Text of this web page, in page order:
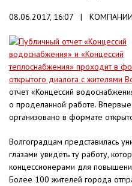
08.06.2017, 16:07 |
отчет «Концессий
о проделанной работе.
организовано в формате
Волгоградцам представилась
глазами увидеть ту работу,
концессионерами для
Более 100 жителей города